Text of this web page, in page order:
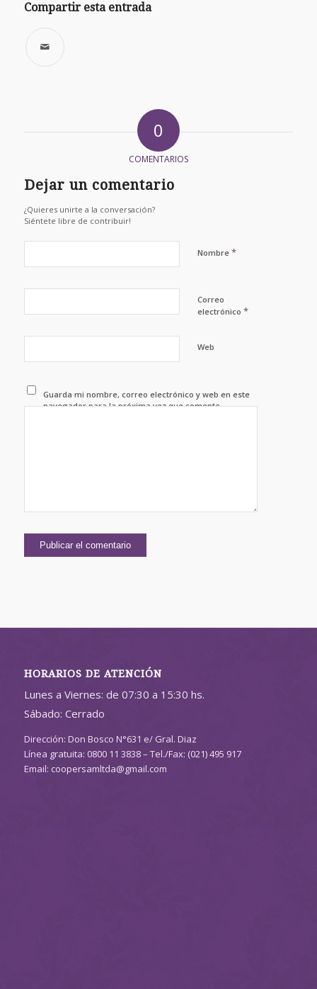
Compartir esta entrada
0
COMENTARIOS
Dejar un comentario
¿Quieres unirte a la conversación?
Siéntete libre de contribuir!
Nombre *
Correo
electrónico *
Web
Guarda mi nombre, correo electrónico y web en este
navegador para la próxima vez que comente.
HORARIOS DE ATENCIÓN
Lunes a Viernes: de 07:30 a 15:30 hs.
Sábado: Cerrado
Dirección: Don Bosco N°631 e/ Gral. Diaz
Línea gratuita: 0800 11 3838 – Tel./Fax: (021) 495 917
Email: coopersamltda@gmail.com